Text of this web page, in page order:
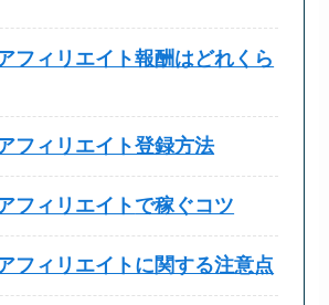
フィリエイト報酬はどれくら
フィリエイト登録方法
フィリエイト で稼ぐコツ
フィリエイトに関する注意点